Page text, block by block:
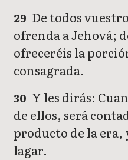
29 De todos
ofrenda a Jehová;
ofreceréis la
consagrada.
30 Y les dirás:
de ellos, será
producto de la
lagar.